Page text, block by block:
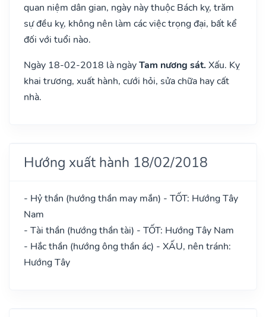
quan niệm dân gian, ngày này thuộc Bách kỵ, trăm
sự đều kỵ, không nên làm các việc trọng đại, bất kể
đối với tuổi nào.
Ngày 18-02-2018 là ngàyTam nương sát. Xấu. Kỵ
khai trương, xuất hành, cưới hỏi, sửa chữa hay cất
nhà.
Hướng xuất hành 18/02/2018
- Hỷ thần (hướng thần may mắn) - TỐT: Hướng Tây
Nam
- Tài thần (hướng thần tài) - TỐT: Hướng Tây Nam
- Hắc thần (hướng ông thần ác) - XẤU, nên tránh:
Hướng Tây